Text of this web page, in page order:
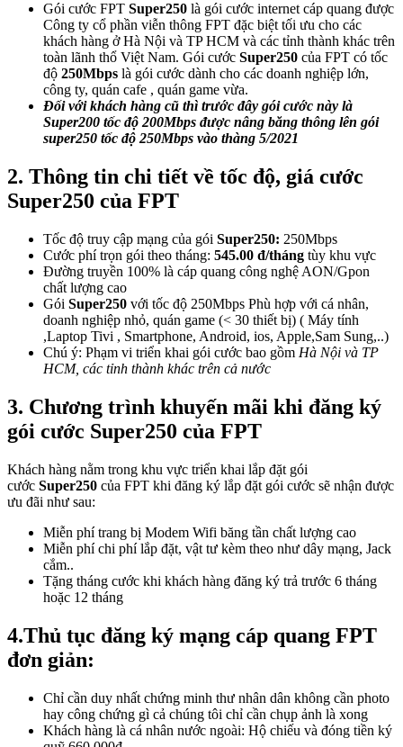
Gói cước FPT Super250 là gói cước internet cáp quang được
Công ty cổ phần viễn thông FPT đặc biệt tối ưu cho các
khách hàng ở Hà Nội và TP HCM và các tỉnh thành khác trên
toàn lãnh thổ Việt Nam. Gói cước Super250 của FPT có tốc
độ 250Mbps là gói cước dành cho các doanh nghiệp lớn,
công ty, quán cafe , quán game vừa.
Đối với khách hàng cũ thì trước đây gói cước này là
Super200 tốc độ 200Mbps được nâng băng thông lên gói
super250 tốc độ 250Mbps vào thàng 5/2021
2. Thông tin chi tiết về tốc độ, giá cước
Super250 của FPT
Tốc độ truy cập mạng của gói Super250: 250Mbps
Cước phí trọn gói theo tháng: 545.00 đ/tháng tùy khu vực
Đường truyền 100% là cáp quang công nghệ AON/Gpon
chất lượng cao
Gói Super250 với tốc độ 250Mbps Phù hợp với cá nhân,
doanh nghiệp nhỏ, quán game (< 30 thiết bị) ( Máy tính
,Laptop Tivi , Smartphone, Android, ios, Apple,Sam Sung,..)
Chú ý: Phạm vi triển khai gói cước bao gồm Hà Nội và TP
HCM, các tỉnh thành khác trên cả nước
3. Chương trình khuyến mãi khi đăng ký
gói cước Super250 của FPT
Khách hàng nằm trong khu vực triển khai lắp đặt gói
cước Super250 của FPT khi đăng ký lắp đặt gói cước sẽ nhận được
ưu đãi như sau:
Miễn phí trang bị Modem Wifi băng tần chất lượng cao
Miễn phí chi phí lắp đặt, vật tư kèm theo như dây mạng, Jack
cắm..
Tặng tháng cước khi khách hàng đăng ký trả trước 6 tháng
hoặc 12 tháng
4.Thủ tục đăng ký mạng cáp quang FPT
đơn giản:
Chỉ cần duy nhất chứng minh thư nhân dân không cần photo
hay công chứng gì cả chúng tôi chỉ cần chụp ảnh là xong
Khách hàng là cá nhân nước ngoài: Hộ chiếu và đóng tiền ký